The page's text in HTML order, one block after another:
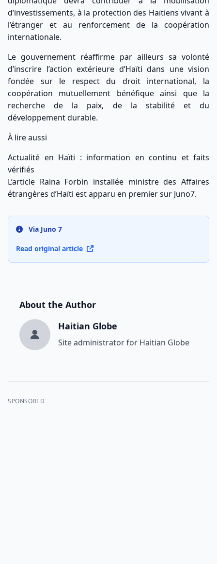
d’investissements, à la protection des Haïtiens vivant à
l’étranger et au renforcement de la coopération
internationale.
Le gouvernement réaffirme par ailleurs sa volonté
d’inscrire l’action extérieure d’Haïti dans une vision
fondée sur le respect du droit international, la
coopération mutuellement bénéfique ainsi que la
recherche de la paix, de la stabilité et du
développement durable.
À lire aussi
Actualité en Haïti : information en continu et faits
vérifiés
L’article Raina Forbin installée ministre des Affaires
étrangères d’Haïti est apparu en premier sur Juno7.
Via Juno 7
Read original article
About the Author
Haitian Globe
Site administrator for Haitian Globe
SPONSORED